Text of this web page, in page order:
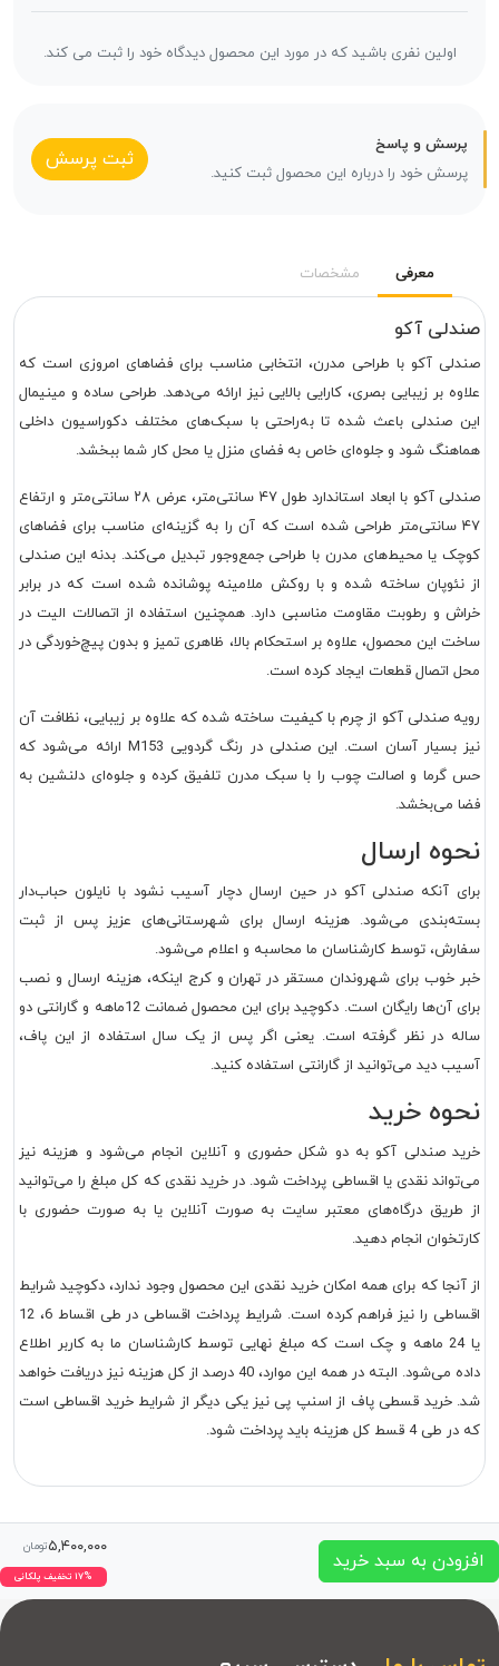
اولین نفری باشید که در مورد این محصول دیدگاه خود را ثبت می کند.
پرسش و پاسخ
پرسش خود را درباره این محصول ثبت کنید.
ثبت پرسش
معرفی مشخصات
صندلی آکو
صندلی آکو با طراحی مدرن، انتخابی مناسب برای فضاهای امروزی است که
علاوه بر زیبایی بصری، کارایی بالایی نیز ارائه می‌دهد. طراحی ساده و مینیمال
این صندلی باعث شده تا به‌راحتی با سبک‌های مختلف دکوراسیون داخلی
هماهنگ شود و جلوه‌ای خاص به فضای منزل یا محل کار شما ببخشد.
صندلی آکو با ابعاد استاندارد طول ۴۷ سانتی‌متر، عرض ۲۸ سانتی‌متر و ارتفاع
۴۷ سانتی‌متر طراحی شده است که آن را به گزینه‌ای مناسب برای فضاهای
کوچک یا محیط‌های مدرن با طراحی جمع‌وجور تبدیل می‌کند. بدنه این صندلی
از نئوپان ساخته شده و با روکش ملامینه پوشانده شده است که در برابر
خراش و رطوبت مقاومت مناسبی دارد. همچنین استفاده از اتصالات الیت در
ساخت این محصول، علاوه بر استحکام بالا، ظاهری تمیز و بدون پیچ‌خوردگی در
محل اتصال قطعات ایجاد کرده است.
رویه صندلی آکو از چرم با کیفیت ساخته شده که علاوه بر زیبایی، نظافت آن
نیز بسیار آسان است. این صندلی در رنگ گردویی M153 ارائه می‌شود که
حس گرما و اصالت چوب را با سبک مدرن تلفیق کرده و جلوه‌ای دلنشین به
فضا می‌بخشد.
نحوه ارسال
برای آنکه صندلی آکو در حین ارسال دچار آسیب نشود با نایلون حباب‌دار
بسته‌بندی می‌شود. هزینه ارسال برای شهرستانی‌های عزیز پس از ثبت
سفارش، توسط کارشناسان ما محاسبه و اعلام می‌شود.
خبر خوب برای شهروندان مستقر در تهران و کرج اینکه، هزینه ارسال و نصب
برای آن‌ها رایگان است. دکوچید برای این محصول ضمانت 12ماهه و گارانتی دو
ساله در نظر گرفته است. یعنی اگر پس از یک سال استفاده از این پاف،
آسیب دید می‌توانید از گارانتی استفاده کنید.
نحوه خرید
خرید صندلی آکو به دو شکل حضوری و آنلاین انجام می‌شود و هزینه نیز
می‌تواند نقدی یا اقساطی پرداخت شود. در خرید نقدی که کل مبلغ را می‌توانید
از طریق درگاه‌های معتبر سایت به صورت آنلاین یا به صورت حضوری با
کارتخوان انجام دهید.
از آنجا که برای همه امکان خرید نقدی این محصول وجود ندارد، دکوچید شرایط
اقساطی را نیز فراهم کرده است. شرایط پرداخت اقساطی در طی اقساط 6، 12
یا 24 ماهه و چک است که مبلغ نهایی توسط کارشناسان ما به کاربر اطلاع
داده می‌شود. البته در همه این موارد، 40 درصد از کل هزینه نیز دریافت خواهد
شد. خرید قسطی پاف از اسنپ پی نیز یکی دیگر از شرایط خرید اقساطی است
که در طی 4 قسط کل هزینه باید پرداخت شود.
افزودن به سبد خرید
۵,۴۰۰,۰۰۰تومان
۱۷% تخفیف پلکانی